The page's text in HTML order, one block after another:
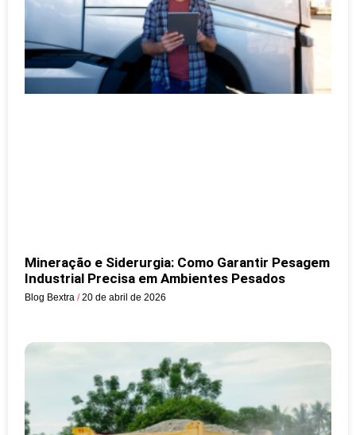
Mineração e Siderurgia: Como Garantir Pesagem
Industrial Precisa em Ambientes Pesados
Blog Bextra 20 de abril de 2026